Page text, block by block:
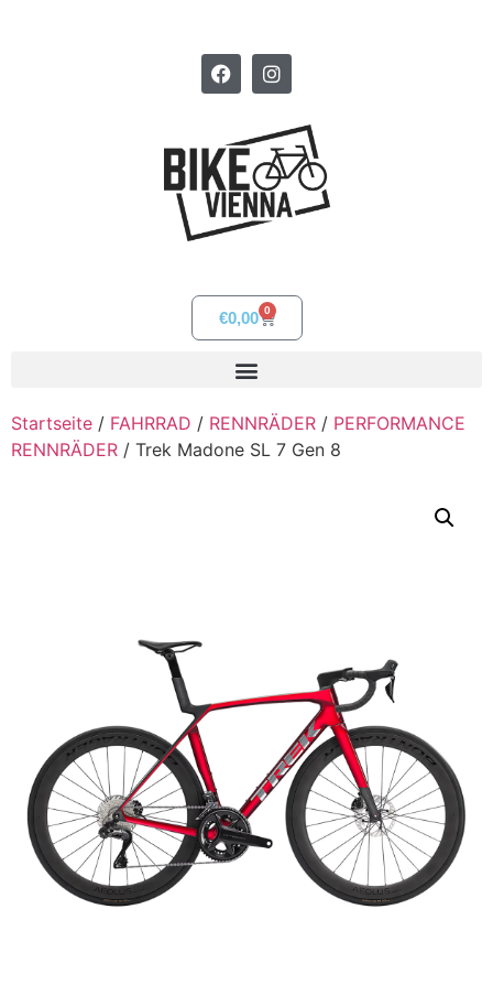
€0,00 0
Startseite / FAHRRAD / RENNRÄDER / PERFORMANCE
RENNRÄDER / Trek Madone SL 7 Gen 8